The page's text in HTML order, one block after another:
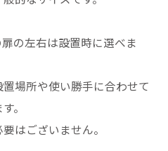
の左右は設置時に選べま
場所や使い勝手に合わせて
。
はございません。